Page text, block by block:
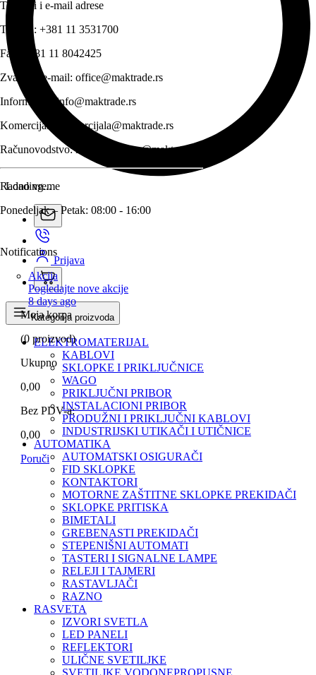
Telefoni i e-mail adrese
Telefon: +381 11 3531700
Fax:
+381 11 8042425
Zvanični e-mail: office@maktrade.rs
Informacije:
info@maktrade.rs
Komercijala:
komercijala@maktrade.rs
Računovodstvo:racunovodstvo@maktrade.rs
Radno vreme
Ponedeljak – Petak: 08:00 - 16:00
Loading...
Notifications
Akcija
Pogledajte nove akcije
8 days ago
Prijava
Moja korpa
(0 proizvod)
Ukupno
0,00
Bez PDV-a:
0,00
Poruči
Kategorija proizvoda
ELEKTROMATERIJAL
KABLOVI
SKLOPKE I PRIKLJUČNICE
WAGO
PRIKLJUČNI PRIBOR
INSTALACIONI PRIBOR
PRODUŽNI I PRIKLJUČNI KABLOVI
INDUSTRIJSKI UTIKAČI I UTIČNICE
AUTOMATIKA
AUTOMATSKI OSIGURAČI
FID SKLOPKE
KONTAKTORI
MOTORNE ZAŠTITNE SKLOPKE PREKIDAČI
SKLOPKE PRITISKA
BIMETALI
GREBENASTI PREKIDAČI
STEPENIŠNI AUTOMATI
TASTERI I SIGNALNE LAMPE
RELEJI I TAJMERI
RASTAVLJAČI
RAZNO
RASVETA
IZVORI SVETLA
LED PANELI
REFLEKTORI
ULIČNE SVETILJKE